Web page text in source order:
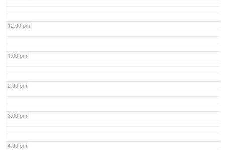
12:00 pm
1:00 pm
2:00 pm
3:00 pm
4:00 pm